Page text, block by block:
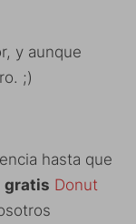
y aunque
;)
hasta que
gratis Donut